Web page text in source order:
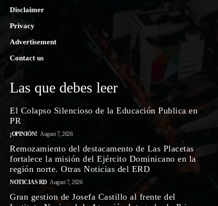
Disclaimer
Privacy
Advertisement
Contact us
Las que debes leer
El Colapso Silencioso de la Educación Publica en
PR
¡OPINIÓN! August 7, 2026
Remozamiento del destacamento de Las Placetas
fortalece la misión del Ejército Dominicano en la
región norte. Otras Noticias del ERD
NOTICIAS RD August 7, 2026
Gran gestion de Josefa Castillo al frente del